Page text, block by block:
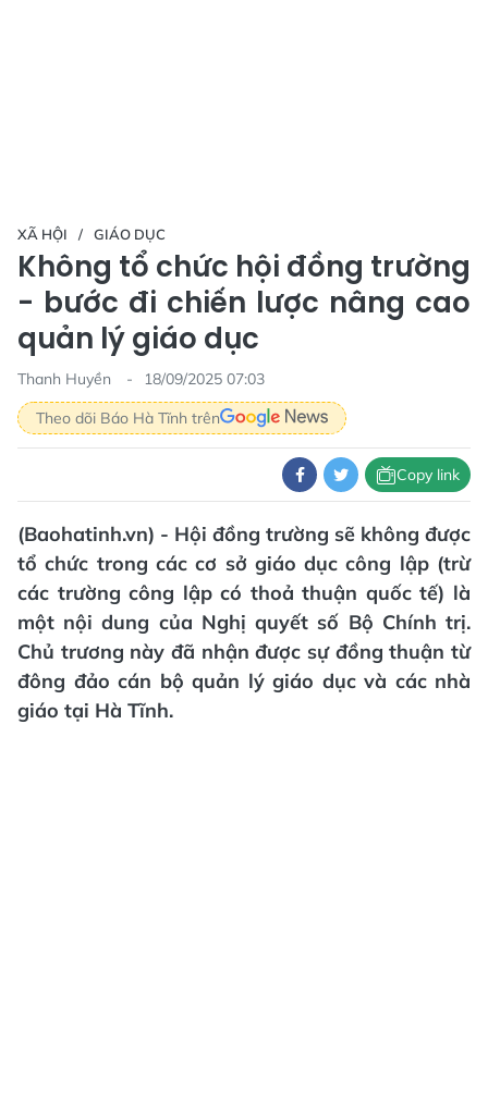
XÃ HỘI GIÁO DỤC
Không tổ chức hội đồng trường
- bước đi chiến lược nâng cao
quản lý giáo dục
Thanh Huyền
18/09/2025 07:03
Theo dõi Báo Hà Tĩnh trên
Copy link
(Baohatinh.vn) - Hội đồng trường sẽ không được
tổ chức trong các cơ sở giáo dục công lập (trừ
các trường công lập có thoả thuận quốc tế) là
một nội dung của Nghị quyết số Bộ Chính trị.
Chủ trương này đã nhận được sự đồng thuận từ
đông đảo cán bộ quản lý giáo dục và các nhà
giáo tại Hà Tĩnh.